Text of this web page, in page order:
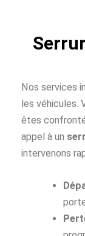
Nos services
les véhicules.
êtes
appel à un
intervenons